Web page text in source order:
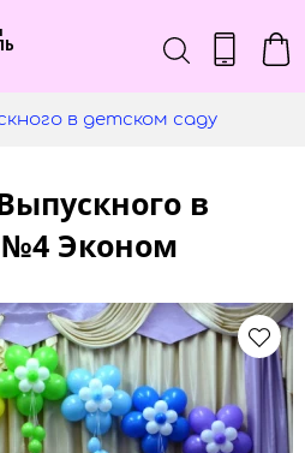
в детском саду
в
№4 Эконом